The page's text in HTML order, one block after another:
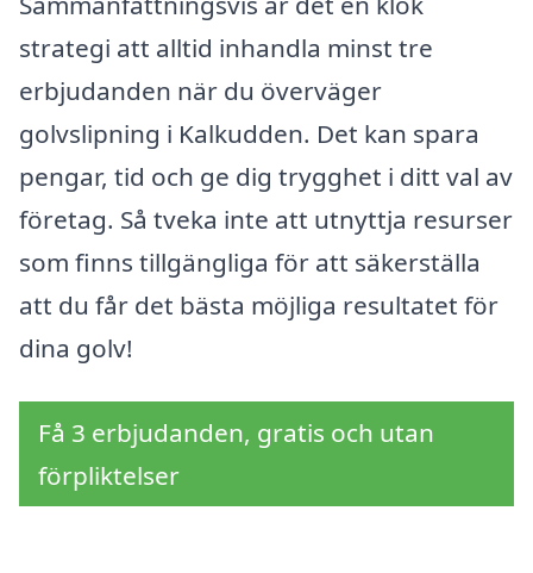
strategi att alltid inhandla minst tre
erbjudanden när du överväger
golvslipning i Kalkudden. Det kan spara
pengar, tid och ge dig trygghet i ditt val av
företag. Så tveka inte att utnyttja resurser
som finns tillgängliga för att säkerställa
att du får det bästa möjliga resultatet för
dina golv!
Få 3 erbjudanden, gratis och utan
förpliktelser